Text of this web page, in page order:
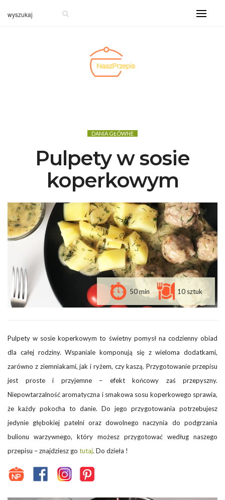
DANIA GŁÓWNE
Pulpety w sosie
koperkowym
Pulpety w sosie koperkowym to świetny pomysł na codzienny obiad
dla całej rodziny. Wspaniale komponują się z wieloma dodatkami,
zarówno z ziemniakami, jak i ryżem, czy kaszą. Przygotowanie przepisu
jest proste i przyjemne – efekt końcowy zaś przepyszny.
Niepowtarzalność aromatyczna i smakowa sosu koperkowego sprawia,
że każdy pokocha to danie. Do jego przygotowania potrzebujesz
jedynie głębokiej patelni oraz dowolnego naczynia do podgrzania
bulionu warzywnego, który możesz przygotować według naszego
przepisu – znajdziesz go tutaj. Do dzieła !
50 min 10 sztuk